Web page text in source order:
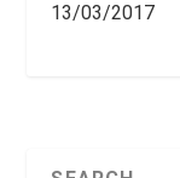
13/03/2017